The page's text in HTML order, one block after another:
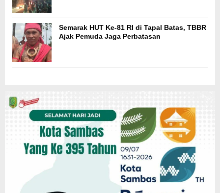
Semarak HUT Ke-81 RI di Tapal Batas, TBBR
Ajak Pemuda Jaga Perbatasan